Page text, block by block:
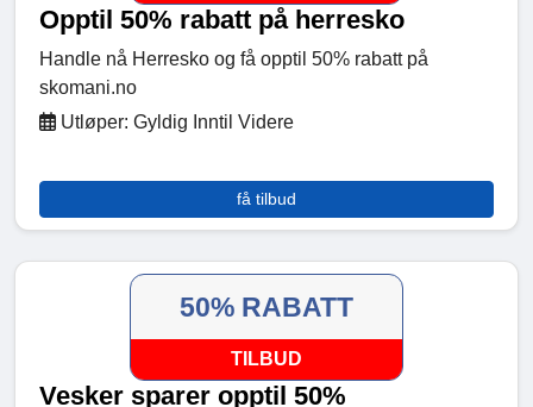
Opptil 50% rabatt på herresko
Handle nå Herresko og få opptil 50% rabatt på
skomani.no
Utløper: Gyldig Inntil Videre
få tilbud
50% RABATT
TILBUD
Vesker sparer opptil 50%